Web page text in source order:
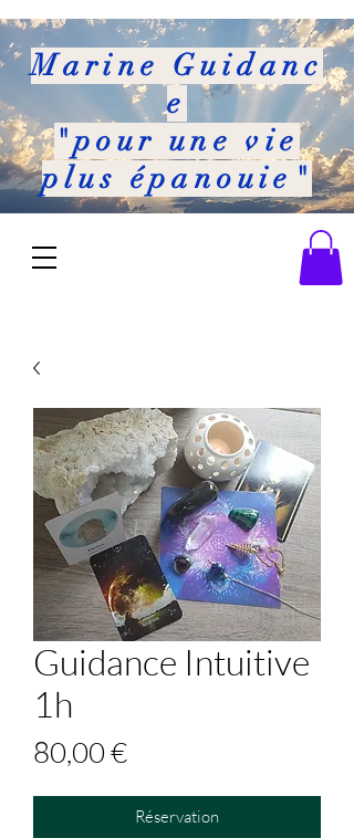
Marine Guidanc
e
"pour une vie
plus épanouie"
Guidance Intuitive
1h
80,00 €Prix
Réservation